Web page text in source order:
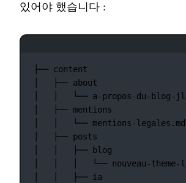
있어야 했습니다 :
├── content
├── about
└── a-propos-du-blog-
├── mentions
└── mentions-legales.md
├── posts
├──
blog
└── nouveau-theme-
├──
ia